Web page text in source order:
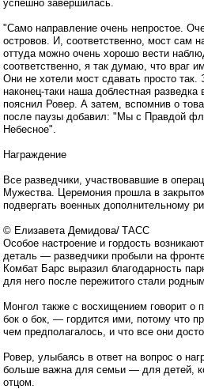
успешно завершилась.
"Само направление очень непростое.
островов. И, соответственно, мост сам
оттуда можно очень хорошо вести
соответственно, я так думаю, что враг
Они не хотели мост сдавать просто так.
наконец-таки наша доблестная
пояснил Ровер. А затем, вспомнив о
после паузы добавил: "Мы с Правдой
Небесное".
Награждение
Все разведчики, участвовавшие в
Мужества. Церемония прошла в
подвергать военных дополнительному
© Елизавета Демидова/ ТАСС
Особое настроение и гордость
деталь — разведчики пробыли на
Комбат Барс выразил благодарность
для него после пережитого стали
Монгол также с восхищением говорит о
бок о бок, — гордится ими, потому что
чем предполагалось, и что все они
Ровер, улыбаясь в ответ на вопрос о
больше важна для семьи — для детей,
отцом.